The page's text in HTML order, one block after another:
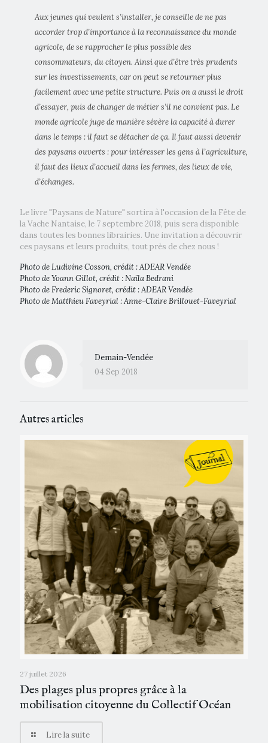
Aux jeunes qui veulent s’installer, je conseille de ne pas
accorder trop d’importance à la reconnaissance du monde
agricole, de se rapprocher le plus possible des
consommateurs, du citoyen. Ainsi que d’être très prudents
sur les investissements, car on peut se retourner plus
facilement avec une petite structure. Puis on a aussi le droit
d’essayer, puis de changer de métier s’il ne convient pas. Le
monde agricole juge de manière sévère la capacité à durer
dans le temps : il faut se détacher de ça. Il faut aussi devenir
des paysans ouverts : pour intéresser les gens à l’agriculture,
il faut des lieux d’accueil dans les fermes, des lieux de vie,
d’échanges.
Le livre "Paysans de Nature" sortira à l'occasion de la Fête de
la Vache Nantaise, le 7 septembre 2018, puis sera disponible
dans toutes les bonnes librairies. Une invitation a découvrir
ces paysans et leurs produits, tout près de chez nous !
Photo de Ludivine Cosson, crédit : ADEAR Vendée
Photo de Yoann Gillot, crédit : Naïla Bedrani
Photo de Frederic Signoret, crédit : ADEAR Vendée
Photo de Matthieu Faveyrial : Anne-Claire Brillouet-Faveyrial
Demain-Vendée
04 Sep 2018
Autres articles
27 juillet 2026
Des plages plus propres grâce à la
mobilisation citoyenne du Collectif Océan
Lire la suite